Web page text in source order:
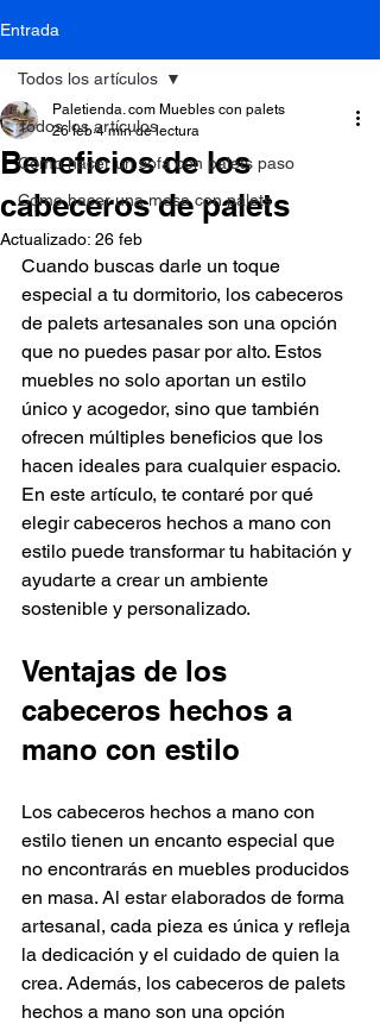
Entrada
Todos los artículos
Cómo hacer un sofá con palets paso
Como hacer una mesa con palets
Todos los artículos
Beneficios de los
cabeceros de palets
Paletienda. com Muebles con palets
26 feb 4 min de lectura
Actualizado: 26 feb
Cuando buscas darle un toque
especial a tu dormitorio, los cabeceros
de palets artesanales son una opción
que no puedes pasar por alto. Estos
muebles no solo aportan un estilo
único y acogedor, sino que también
ofrecen múltiples beneficios que los
hacen ideales para cualquier espacio.
En este artículo, te contaré por qué
elegir cabeceros hechos a mano con
estilo puede transformar tu habitación y
ayudarte a crear un ambiente
sostenible y personalizado.
Ventajas de los
cabeceros hechos a
mano con estilo
Los cabeceros hechos a mano con
estilo tienen un encanto especial que
no encontrarás en muebles producidos
en masa. Al estar elaborados de forma
artesanal, cada pieza es única y refleja
la dedicación y el cuidado de quien la
crea. Además, los cabeceros de palets
hechos a mano son una opción